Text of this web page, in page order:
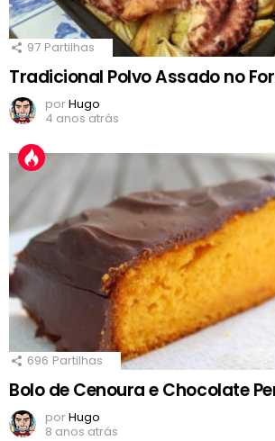
97 Partilhas
Tradicional Polvo Assado no
porHugo
4 anos atrás
696 Partilhas
Bolo de Cenoura e Chocolate
porHugo
8 anos atrás